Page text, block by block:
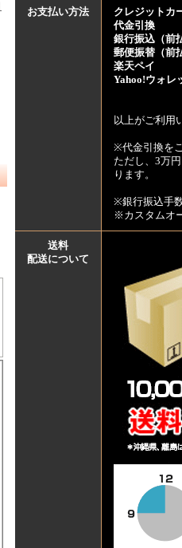
お支払い方法
クレジットカ
代金引換
銀行振込（前
郵便振替（前
楽天ペイ
Yahoo!ウォレ
以上がご利用
※代金引換を
ただし、3万
ります。
※銀行振込手
※カスタムオ
送料
配送について